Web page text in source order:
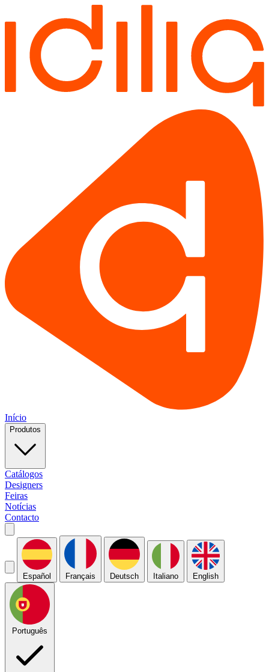
Início
Produtos
Catálogos
Designers
Feiras
Notícias
Contacto
Español Français Deutsch Italiano English
Português